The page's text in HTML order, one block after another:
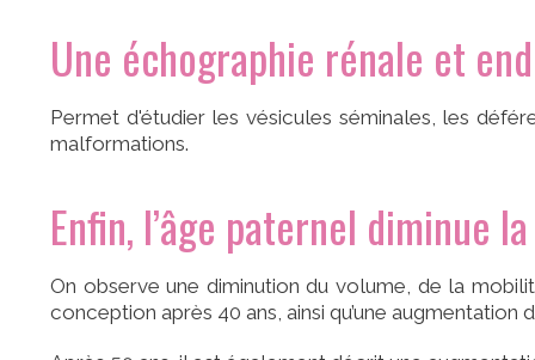
Une échographie rénale et
Permet d'étudier les vésicules séminales, les
malformations.
Enfin, l’âge paternel diminue
On observe une diminution du volume, de la
conception après 40 ans, ainsi qu’une augmentation